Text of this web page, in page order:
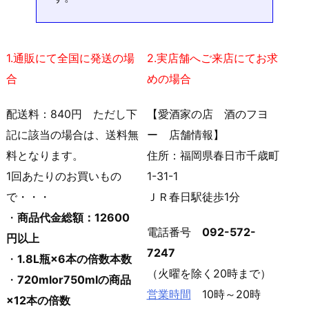
1.通販にて全国に発送の場
合
配送料：840円 ただし下
記に該当の場合は、送料無
料となります。
1回あたりのお買いもの
で・・・
・ 商品代金総額：12600
円以上
・ 1.8L瓶×6本の倍数本数
・ 720mlor750mlの商品
×12本の倍数
2.実店舗へご来店にてお求
めの場合
【愛酒家の店 酒のフヨ
ー 店舗情報】
住所：福岡県春日市千歳町
1-31-1
ＪＲ春日駅徒歩1分
電話番号 092-572-
7247
（火曜を除く20時まで）
営業時間 10時～20時